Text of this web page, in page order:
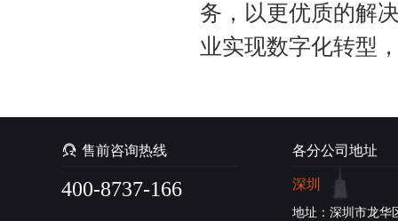
务，以更优质的解
业实现数字化转型
 售前咨询热线
400-8737-166
各分公司地址
深圳
地址：深圳市龙华